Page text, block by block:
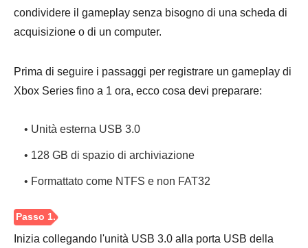
condividere il gameplay senza bisogno di una scheda di
acquisizione o di un computer.
Prima di seguire i passaggi per registrare un gameplay di
Xbox Series fino a 1 ora, ecco cosa devi preparare:
• Unità esterna USB 3.0
• 128 GB di spazio di archiviazione
• Formattato come NTFS e non FAT32
Inizia collegando l'unità USB 3.0 alla porta USB della